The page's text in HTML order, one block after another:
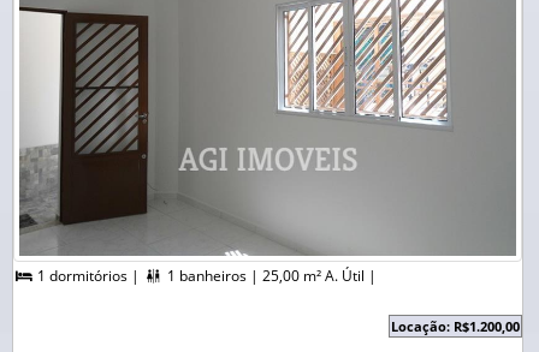
 1 dormitórios |  1 banheiros | 25,00 m² A. Útil |
Locação: R$1.200,00